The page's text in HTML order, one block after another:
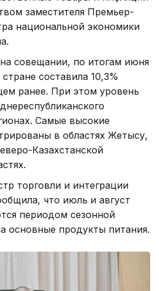
заместителя Премьер-
национальной экономики
совещании, по итогам июня
составила 10,3%
ранее. При этом уровень
Самые высокие
в областях Жетысу,
Казахстанской
торговли и интеграции
что июль и август
периодом сезонной
основные продукты питания.